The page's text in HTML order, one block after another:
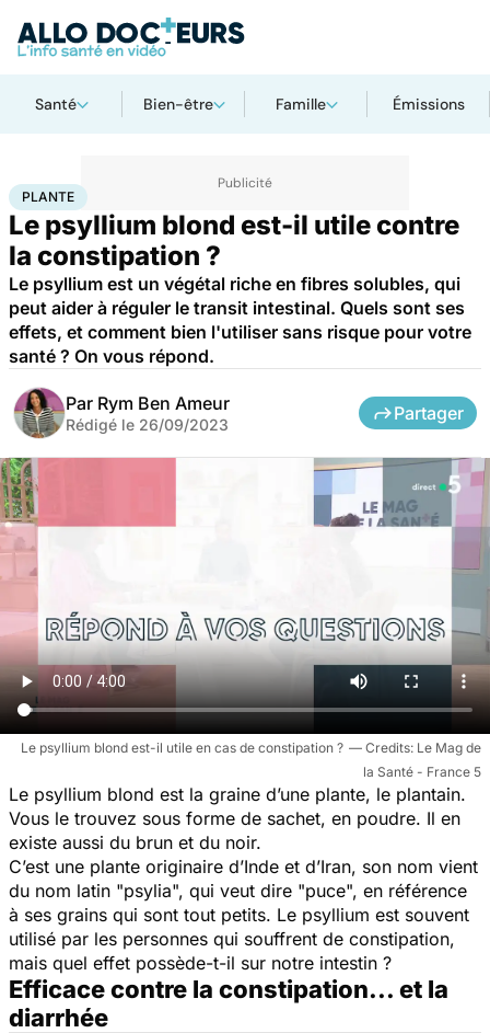
Santé Bien-être Famille Émissions
AccueilBien-être
PLANTE
Le psyllium blond est-il utile contre
la constipation ?
Le psyllium est un végétal riche en fibres solubles, qui
peut aider à réguler le transit intestinal. Quels sont ses
effets, et comment bien l'utiliser sans risque pour votre
santé ? On vous répond.
Par Rym Ben Ameur
Rédigé le 26/09/2023
Partager
Le psyllium blond est-il utile en cas de constipation ?
Le Mag de
la Santé - France 5
Le psyllium blond est la graine d’une plante, le plantain.
Vous le trouvez sous forme de sachet, en poudre. Il en
existe aussi du brun et du noir.
C’est une plante originaire d’Inde et d’Iran, son nom vient
du nom latin "psylia", qui veut dire "puce", en référence
à ses grains qui sont tout petits. Le psyllium est souvent
utilisé par les personnes qui souffrent de constipation,
mais quel effet possède-t-il sur notre intestin ?
Efficace contre la constipation... et la
diarrhée